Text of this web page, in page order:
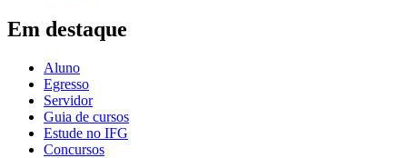
Em destaque
Aluno
Egresso
Servidor
Guia de cursos
Estude no IFG
Concursos